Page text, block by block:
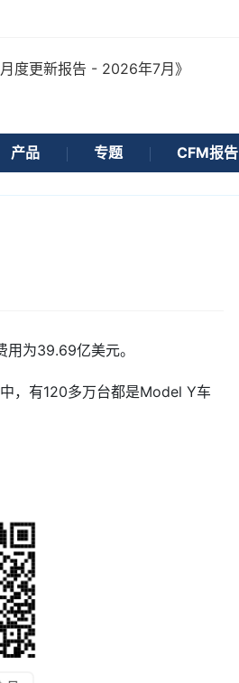
产品 专题 CFM报告
为39.69亿美元。
，有120多万台都是Model Y车